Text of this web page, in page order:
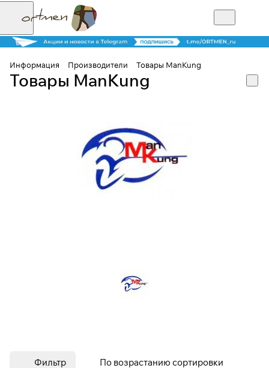
Информация Производители Товары ManKung
Товары ManKung
Фильтр По возрастанию сортировки